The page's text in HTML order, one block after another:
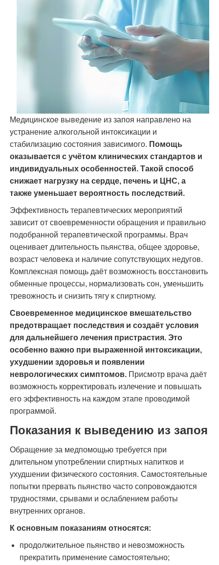
Медицинское выведение из запоя направлено на
устранение алкогольной интоксикации и
стабилизацию состояния зависимого. Помощь
оказывается с учётом клинических стандартов и
индивидуальных особенностей. Такой способ
снижает нагрузку на сердце, печень и ЦНС, а
также уменьшает вероятность последствий.
Эффективность терапевтических мероприятий
зависит от своевременности обращения и правильно
подобранной терапевтической программы. Врач
оценивает длительность пьянства, общее здоровье,
возраст человека и наличие сопутствующих недугов.
Комплексная помощь даёт возможность восстановить
обменные процессы, нормализовать сон, уменьшить
тревожность и снизить тягу к спиртному.
Своевременное медицинское вмешательство
предотвращает последствия и создаёт условия
для дальнейшего лечения пристрастия. Это
особенно важно при выраженной интоксикации,
ухудшении здоровья и появлении
неврологических симптомов. Присмотр врача даёт
возможность корректировать излечение и повышать
его эффективность на каждом этапе проводимой
программой.
Показания к выведению из запоя
Обращение за медпомощью требуется при
длительном употреблении спиртных напитков и
ухудшении физического состояния. Самостоятельные
попытки прервать пьянство часто сопровождаются
трудностями, срывами и ослаблением работы
внутренних органов.
К основным показаниям относятся:
продолжительное пьянство и невозможность
прекратить применение самостоятельно;